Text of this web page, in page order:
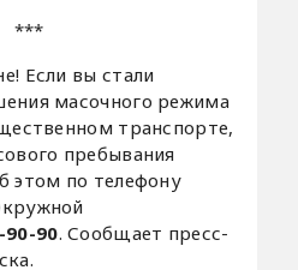
***
Если вы стали
масочного режима
транспорте,
пребывания
этом по телефону
90-90. Сообщает пресс-